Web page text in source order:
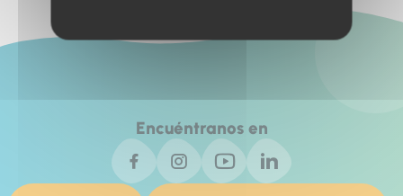
Encuéntranos en